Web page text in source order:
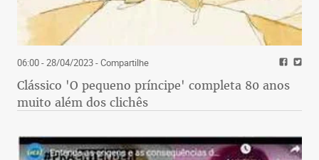
06:00 - 28/04/2023- Compartilhe
Clássico 'O pequeno príncipe' completa 80 anos
muito além dos clichês